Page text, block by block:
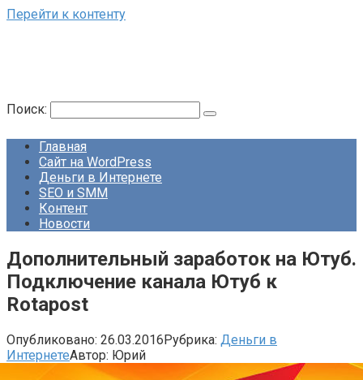
Перейти к контенту
Поиск:
Главная
Сайт на WordPress
Деньги в Интернете
SEO и SMM
Контент
Новости
Дополнительный заработок на Ютуб.
Подключение канала Ютуб к
Rotapost
Опубликовано: 26.03.2016Рубрика: Деньги в
ИнтернетеАвтор: Юрий